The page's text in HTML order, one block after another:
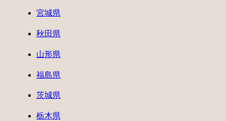
宮城県
秋田県
山形県
福島県
茨城県
栃木県